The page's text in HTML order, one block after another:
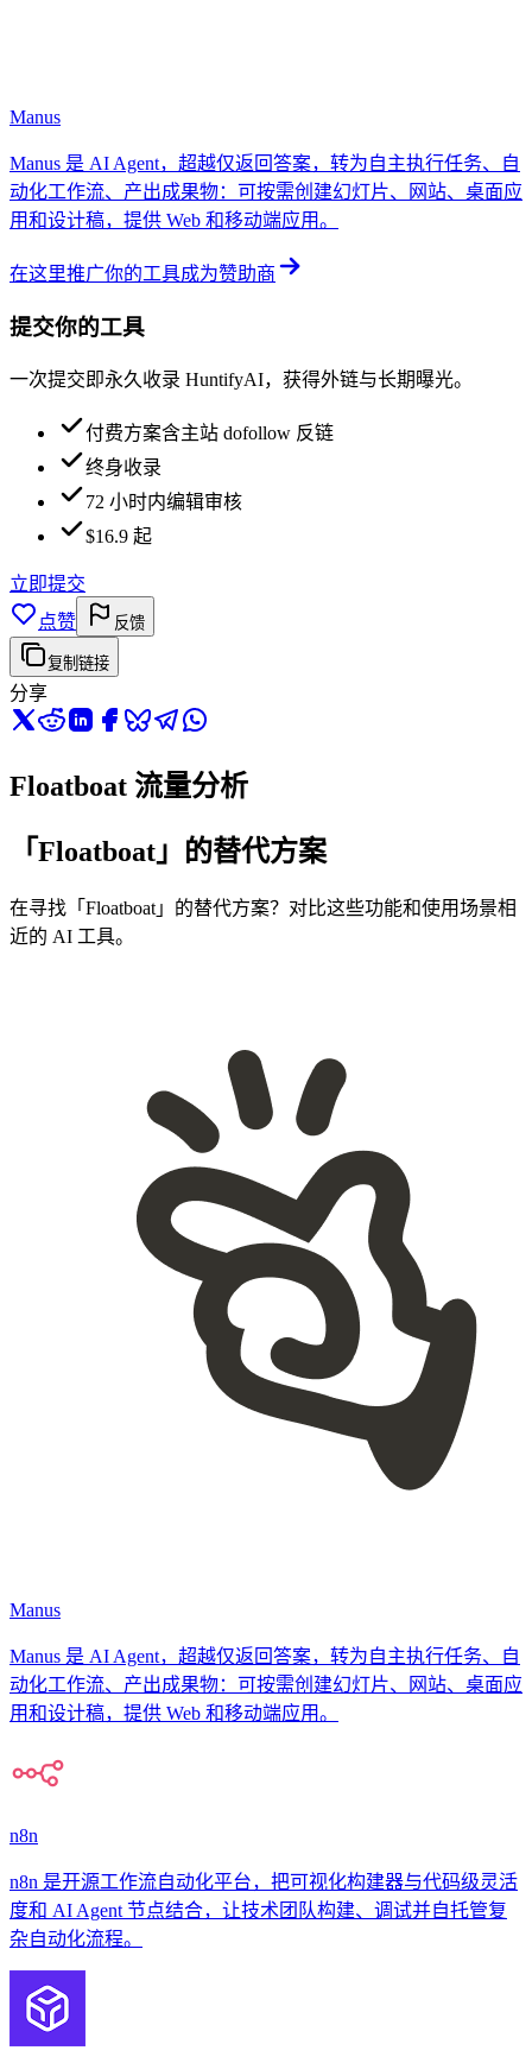
Manus
Manus 是 AI Agent，超越仅返回答案，转为自主执行任务、自
动化工作流、产出成果物：可按需创建幻灯片、网站、桌面应
用和设计稿，提供 Web 和移动端应用。
在这里推广你的工具成为赞助商
提交你的工具
一次提交即永久收录 HuntifyAI，获得外链与长期曝光。
付费方案含主站 dofollow 反链
终身收录
72 小时内编辑审核
$16.9 起
立即提交
点赞
反馈
复制链接
分享
Floatboat 流量分析
「Floatboat」的替代方案
在寻找「Floatboat」的替代方案？对比这些功能和使用场景相
近的 AI 工具。
Manus
Manus 是 AI Agent，超越仅返回答案，转为自主执行任务、自
动化工作流、产出成果物：可按需创建幻灯片、网站、桌面应
用和设计稿，提供 Web 和移动端应用。
n8n
n8n 是开源工作流自动化平台，把可视化构建器与代码级灵活
度和 AI Agent 节点结合，让技术团队构建、调试并自托管复
杂自动化流程。